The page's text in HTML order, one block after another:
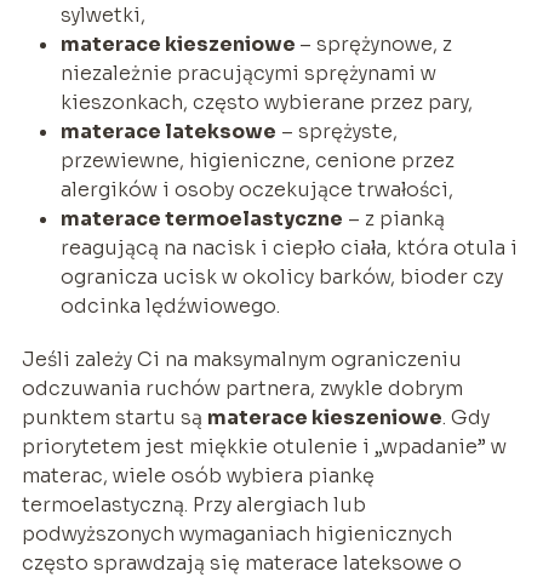
sylwetki,
materace kieszeniowe – sprężynowe, z
niezależnie pracującymi sprężynami w
kieszonkach, często wybierane przez pary,
materace lateksowe – sprężyste,
przewiewne, higieniczne, cenione przez
alergików i osoby oczekujące trwałości,
materace termoelastyczne – z pianką
reagującą na nacisk i ciepło ciała, która otula i
ogranicza ucisk w okolicy barków, bioder czy
odcinka lędźwiowego.
Jeśli zależy Ci na maksymalnym ograniczeniu
odczuwania ruchów partnera, zwykle dobrym
punktem startu są materace kieszeniowe. Gdy
priorytetem jest miękkie otulenie i „wpadanie” w
materac, wiele osób wybiera piankę
termoelastyczną. Przy alergiach lub
podwyższonych wymaganiach higienicznych
często sprawdzają się materace lateksowe o